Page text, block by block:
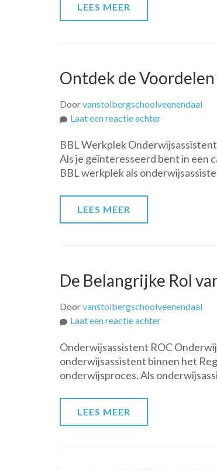
Carrière
LEES MEER
Ontdek de
Doorvanstolbergschoolveenendaal
Laat een reactie achterop
de
Voordelen
van
BBL Werkplek
Als je geïnteresseerd bent in een
BBL werkplek als
LEES MEER
De Belangrijke Rol
Doorvanstolbergschoolveenendaal
Laat een reactie achterop
Belangrijke
Rol
van
Onderwijsassistent ROC
onderwijsassistent binnen het
onderwijsproces. Als
LEES MEER